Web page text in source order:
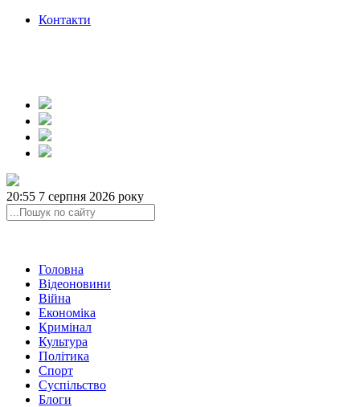
Контакти
20:55 7 серпня 2026 року
Головна
Відеоновини
Війна
Економіка
Кримінал
Культура
Політика
Спорт
Суспільство
Блоги